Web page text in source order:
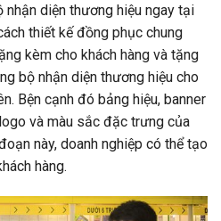
nhận diện thương hiệu ngay tại
thiết kế đồng phục chung
kèm cho khách hàng và tặng
bộ nhận diện thương hiệu cho
Bện cạnh đó bảng hiệu, banner
và màu sắc đặc trưng của
này, doanh nghiệp có thể tạo
hàng.